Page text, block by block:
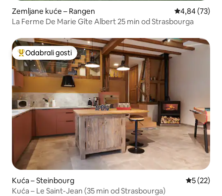
Zemljane kuće – Rangen Prosječna
4,84 (73)
La Ferme De Marie Gîte Albert 25 min od Strasbourga
Među najviše rangiranima s oznakom „Odabrali gosti”
Odabrali gosti
Kuća – Steinbourg Prosječna
5 (22)
Kuća – Le Saint-Jean (35 min od Strasbourga)